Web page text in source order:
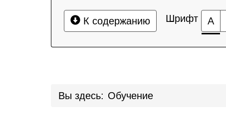
К содержанию Шрифт А
Вы здесь: Обучение